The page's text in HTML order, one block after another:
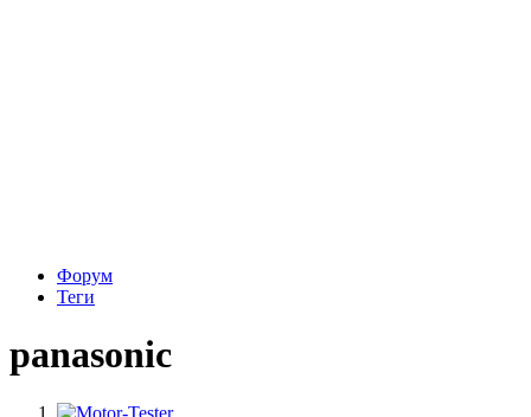
Форум
Теги
panasonic